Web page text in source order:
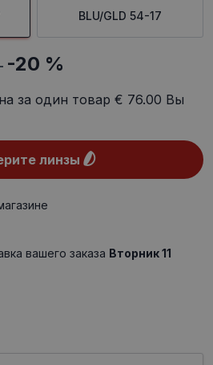
BLU/GLD 54-17
-20 %
за один товар € 76.00 Вы
линзы
вашего заказа Вторник 11